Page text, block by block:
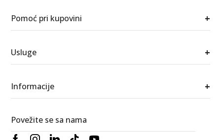
Pomoć pri kupovini +
Usluge +
Informacije +
Povežite se sa nama